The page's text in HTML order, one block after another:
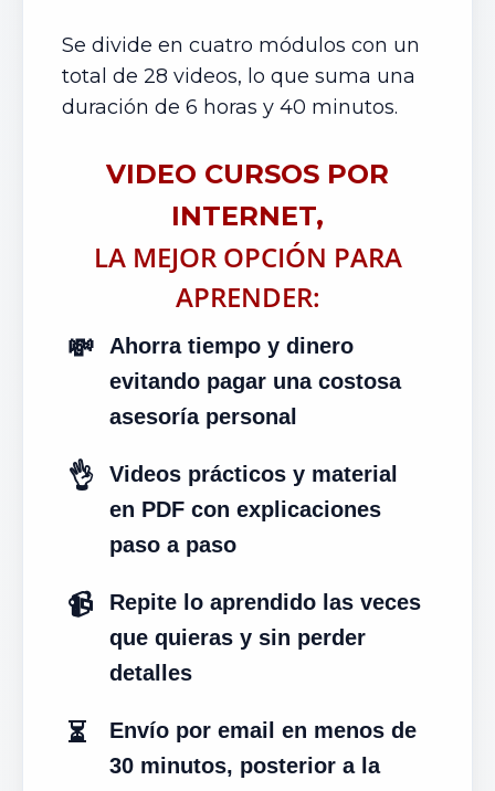
Se divide en cuatro módulos con un
total de 28 videos, lo que suma una
duración de 6 horas y 40 minutos.
VIDEO CURSOS POR
INTERNET,
LA MEJOR OPCIÓN PARA
APRENDER:
💸
Ahorra tiempo y dinero
evitando pagar una costosa
asesoría personal
👌
Videos prácticos y material
en PDF con explicaciones
paso a paso
📹
Repite lo aprendido las veces
que quieras y sin perder
detalles
⏳
Envío por email en menos de
30 minutos, posterior a la